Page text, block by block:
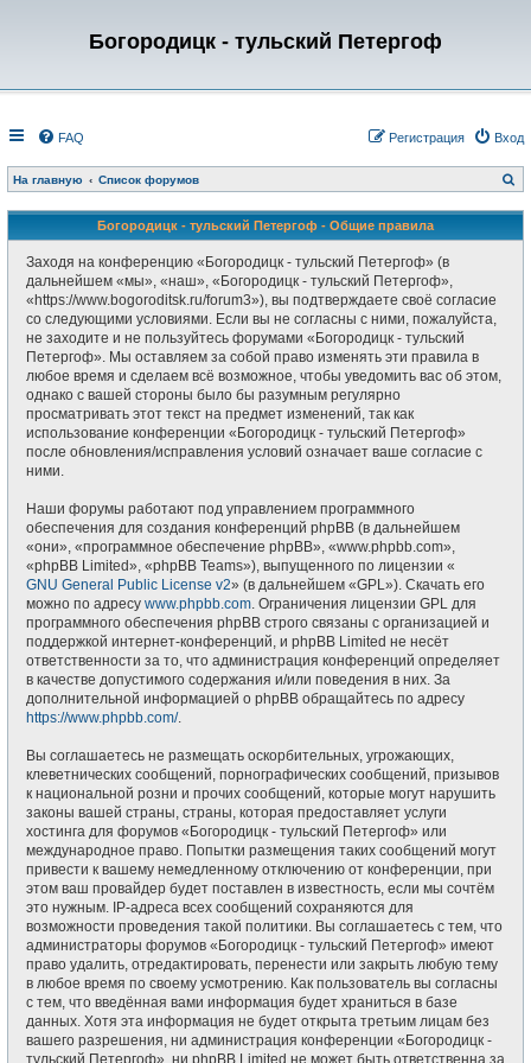
Богородицк - тульский Петергоф
FAQ Вход
Регистрация
На главную Список форумов
о
с
Богородицк - тульский Петергоф - Общие правила
Заходя на конференцию «Богородицк - тульский Петергоф» (в
дальнейшем «мы», «наш», «Богородицк - тульский Петергоф»,
«https://www.bogoroditsk.ru/forum3»), вы подтверждаете своё согласие
со следующими условиями. Если вы не согласны с ними, пожалуйста,
не заходите и не пользуйтесь форумами «Богородицк - тульский
Петергоф». Мы оставляем за собой право изменять эти правила в
любое время и сделаем всё возможное, чтобы уведомить вас об этом,
однако с вашей стороны было бы разумным регулярно
просматривать этот текст на предмет изменений, так как
использование конференции «Богородицк - тульский Петергоф»
после обновления/исправления условий означает ваше согласие с
ними.
Наши форумы работают под управлением программного
обеспечения для создания конференций phpBB (в дальнейшем
«они», «программное обеспечение phpBB», «www.phpbb.com»,
«phpBB Limited», «phpBB Teams»), выпущенного по лицензии «
GNU General Public License v2» (в дальнейшем «GPL»). Скачать его
можно по адресу www.phpbb.com. Ограничения лицензии GPL для
программного обеспечения phpBB строго связаны с организацией и
поддержкой интернет-конференций, и phpBB Limited не несёт
ответственности за то, что администрация конференций определяет
в качестве допустимого содержания и/или поведения в них. За
дополнительной информацией о phpBB обращайтесь по адресу
https://www.phpbb.com/.
Вы соглашаетесь не размещать оскорбительных, угрожающих,
клеветнических сообщений, порнографических сообщений, призывов
к национальной розни и прочих сообщений, которые могут нарушить
законы вашей страны, страны, которая предоставляет услуги
хостинга для форумов «Богородицк - тульский Петергоф» или
международное право. Попытки размещения таких сообщений могут
привести к вашему немедленному отключению от конференции, при
этом ваш провайдер будет поставлен в известность, если мы сочтём
это нужным. IP-адреса всех сообщений сохраняются для
возможности проведения такой политики. Вы соглашаетесь с тем, что
администраторы форумов «Богородицк - тульский Петергоф» имеют
право удалить, отредактировать, перенести или закрыть любую тему
в любое время по своему усмотрению. Как пользователь вы согласны
с тем, что введённая вами информация будет храниться в базе
данных. Хотя эта информация не будет открыта третьим лицам без
вашего разрешения, ни администрация конференции «Богородицк -
тульский Петергоф», ни phpBB Limited не может быть ответственна за